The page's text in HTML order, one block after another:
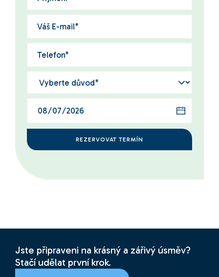
REZERVOVAT TERMÍN
Jste připraveni na krásný a zářivý úsměv?
Stačí udělat první krok.